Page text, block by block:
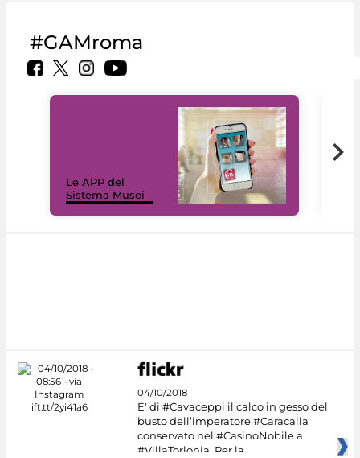
#GAMroma
Le APP del
Sistema Musei
04/10/2018
E' di #Cavaceppi il calco in gesso del
busto dell’imperatore #Caracalla
conservato nel #CasinoNobile a
#VillaTorlonia. Per la